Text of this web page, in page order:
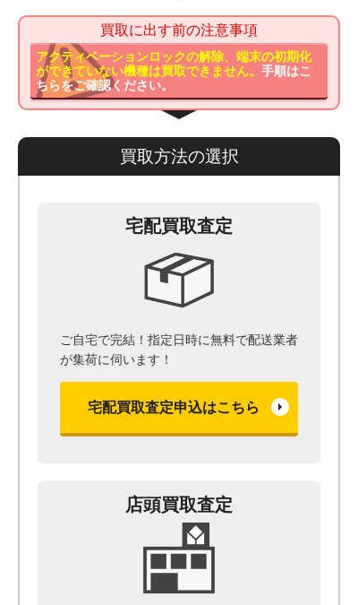
買取に出す前の注意事項
アクティベーションロックの解除、端末の初期化
ができていない機種は買取できません。手順はこ
ちらをご確認ください。
買取方法の選択
宅配買取査定
ご自宅で完結！指定日時に無料で配送業者
が集荷に伺います！
宅配買取査定申込はこちら
店頭買取査定